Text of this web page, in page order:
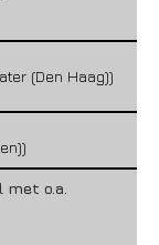
(Den Haag))
o.a.